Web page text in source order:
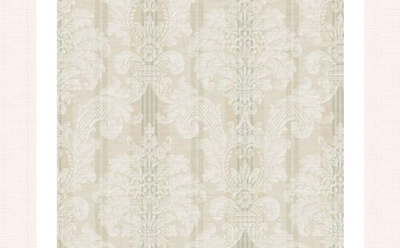
Ширина рулона:0.53
Материал покрытия:Акриловое
Страна: США
Материал основы:Бумага
Раппорт:
53